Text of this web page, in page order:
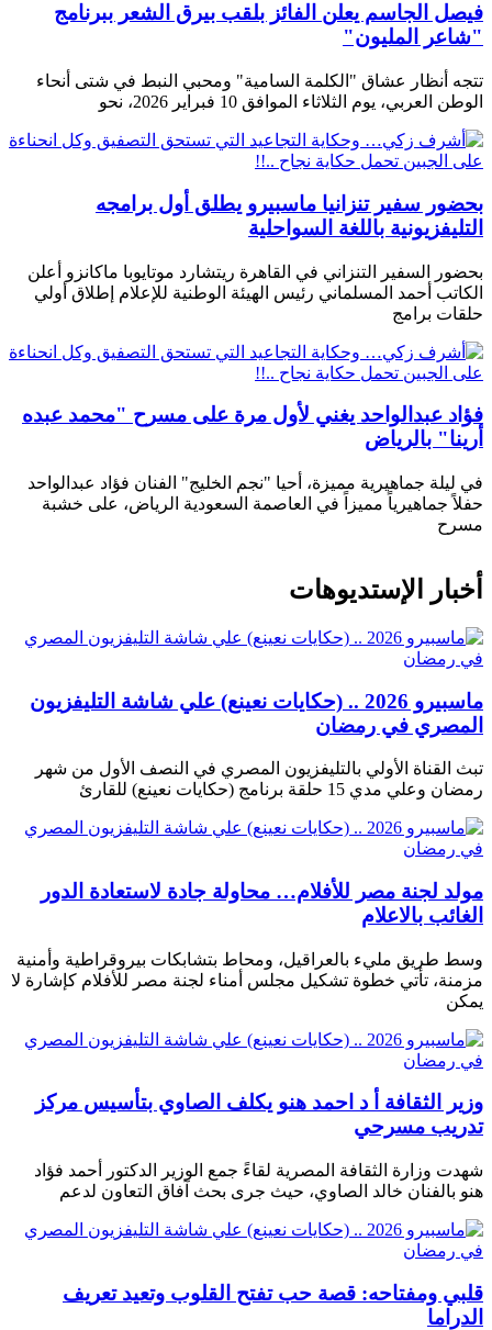
فيصل الجاسم يعلن الفائز بلقب بيرق الشعر ببرنامج
"شاعر المليون"
تتجه أنظار عشاق "الكلمة السامية" ومحبي النبط في شتى أنحاء
الوطن العربي، يوم الثلاثاء الموافق 10 فبراير 2026، نحو
بحضور سفير تنزانيا ماسبيرو يطلق أول برامجه
التليفزيونية باللغة السواحلية
بحضور السفير التنزاني في القاهرة ريتشارد موتايوبا ماكانزو أعلن
الكاتب أحمد المسلماني رئيس الهيئة الوطنية للإعلام إطلاق أولي
حلقات برامج
فؤاد عبدالواحد يغني لأول مرة على مسرح "محمد عبده
أرينا" بالرياض
في ليلة جماهيرية مميزة، أحيا "نجم الخليج" الفنان فؤاد عبدالواحد
حفلاً جماهيرياً مميزاً في العاصمة السعودية الرياض، على خشبة
مسرح
أخبار الإستديوهات
ماسبيرو 2026 .. (حكايات نعينع) علي شاشة التليفزيون
المصري في رمضان
تبث القناة الأولي بالتليفزيون المصري في النصف الأول من شهر
رمضان وعلي مدي 15 حلقة برنامج (حكايات نعينع) للقارئ
مولد لجنة مصر للأفلام… محاولة جادة لاستعادة الدور
الغائب بالاعلام
وسط طريق مليء بالعراقيل، ومحاط بتشابكات بيروقراطية وأمنية
مزمنة، تأتي خطوة تشكيل مجلس أمناء لجنة مصر للأفلام كإشارة لا
يمكن
وزير الثقافة أ د احمد هنو يكلف الصاوي بتأسيس مركز
تدريب مسرحي
شهدت وزارة الثقافة المصرية لقاءً جمع الوزير الدكتور أحمد فؤاد
هنو بالفنان خالد الصاوي، حيث جرى بحث آفاق التعاون لدعم
قلبي ومفتاحه: قصة حب تفتح القلوب وتعيد تعريف
الدراما